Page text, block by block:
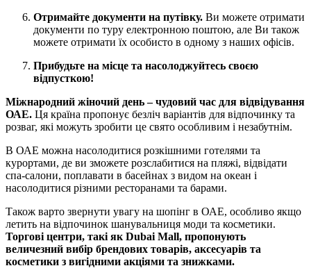
Отримайте документи на путівку. Ви можете отримати
документи по туру електронною поштою, але Ви також
можете отримати їх особисто в одному з наших офісів.
Прибудьте на місце та насолоджуйтесь своєю
відпусткою!
Міжнародний жіночий день – чудовий час для відвідування
ОАЕ. Ця країна пропонує безліч варіантів для відпочинку та
розваг, які можуть зробити це свято особливим і незабутнім.
В ОАЕ можна насолодитися розкішними готелями та
курортами, де ви зможете розслабитися на пляжі, відвідати
спа-салони, поплавати в басейнах з видом на океан і
насолодитися різними ресторанами та барами.
Також варто звернути увагу на шопінг в ОАЕ, особливо якщо
летить на відпочинок шанувальниця моди та косметики.
Торгові центри, такі як Dubai Mall, пропонують
величезний вибір брендових товарів, аксесуарів та
косметики з вигідними акціями та знижками.